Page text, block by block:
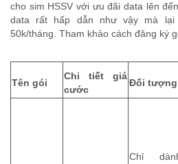
cho sim HSSV với ưu đãi data lên
data rất hấp dẫn như vậy mà
50k/tháng. Tham khảo cách đăng ký
Tên gói
Chi tiết giá
cước
Đối tượng
Chỉ